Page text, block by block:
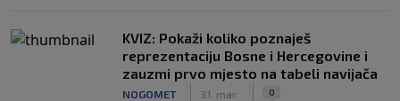
KVIZ: Pokaži koliko poznaješ
reprezentaciju Bosne i Hercegovine i
zauzmi prvo mjesto na tabeli navijača
NOGOMET 31. mar. 0